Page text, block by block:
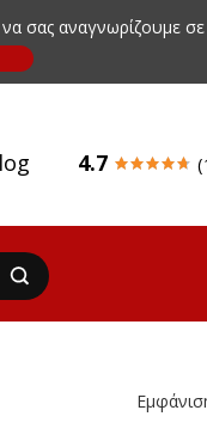
σας αναγνωρίζουμε
4.7